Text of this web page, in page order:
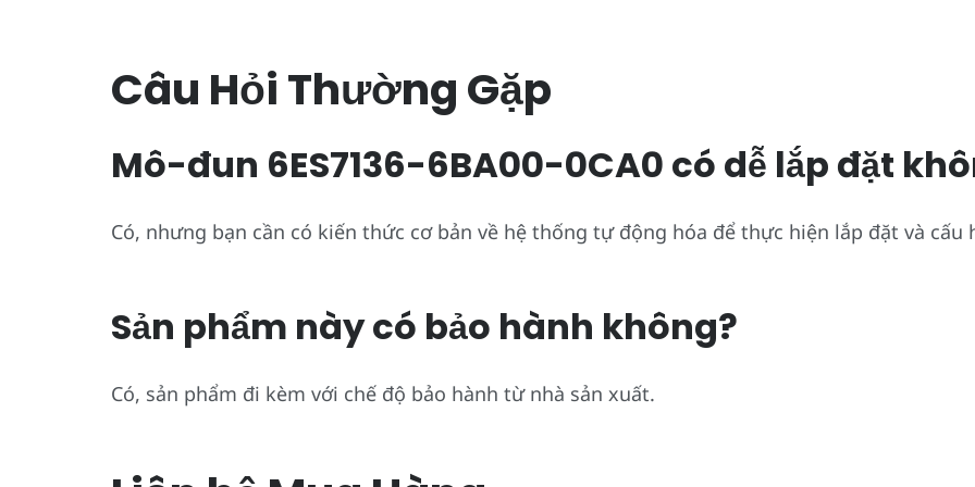
Câu Hỏi Thường Gặp
Mô-đun 6ES7136-6BA00-0CA0 có dễ lắp đặt
Có, nhưng bạn cần có kiến thức cơ bản về hệ thống tự động hóa để thực hiện lắp đặt và cấu
Sản phẩm này có bảo hành không?
Có, sản phẩm đi kèm với chế độ bảo hành từ nhà sản xuất.